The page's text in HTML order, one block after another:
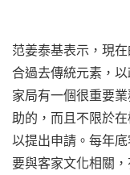
范姜泰基表示，現
合過去傳統元素，
家局有一個很重要
助的，而且不限於
以提出申請。每年
要與客家文化相關